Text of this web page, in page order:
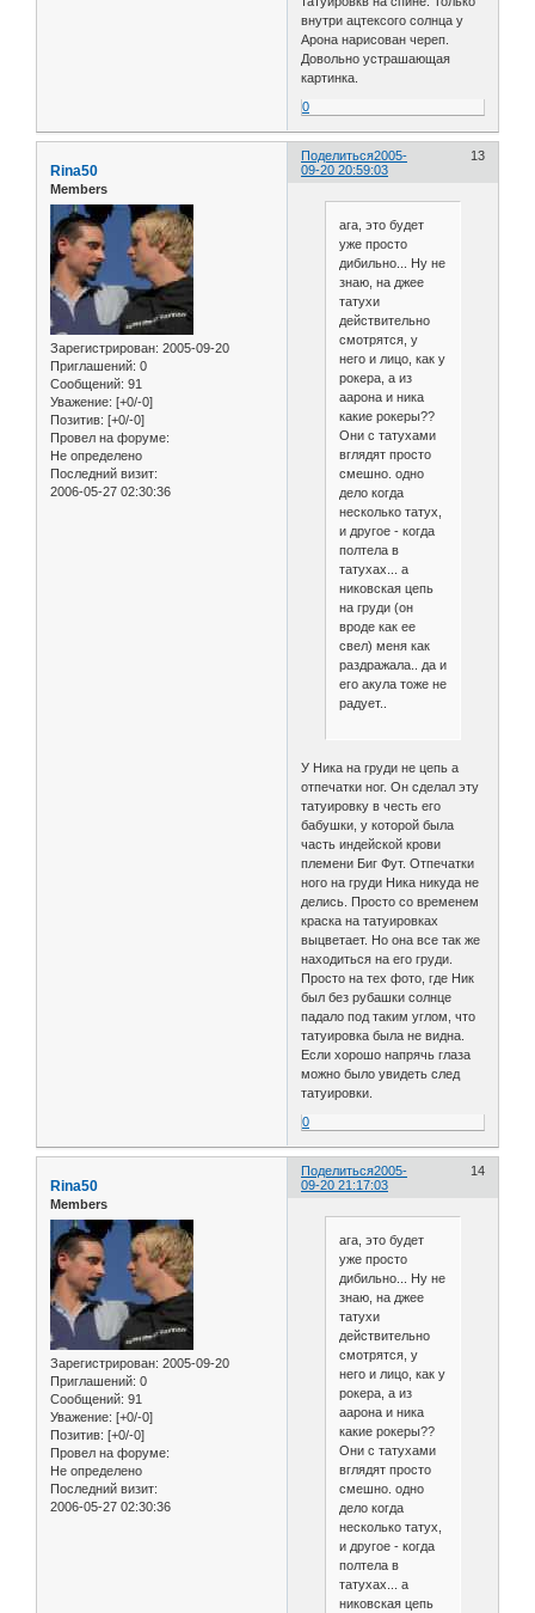
внутри ацтексого солнца у
Арона нарисован череп.
Довольно устрашающая
картинка.
0
Поделиться 13
2005-
09-20 20:59:03
Rina50
Members
Зарегистрирован: 2005-09-20
Приглашений: 0
Сообщений: 91
Уважение: [+0/-0]
Позитив: [+0/-0]
Провел на форуме:
Не определено
Последний визит:
2006-05-27 02:30:36
ага, это будет
уже просто
дибильно... Ну не
знаю, на джее
татухи
действительно
смотрятся, у
него и лицо, как у
рокера, а из
аарона и ника
какие рокеры??
Они с татухами
вглядят просто
смешно. одно
дело когда
несколько татух,
и другое - когда
полтела в
татухах... а
никовская цепь
на груди (он
вроде как ее
свел) меня как
раздражала.. да и
его акула тоже не
радует..
У Ника на груди не цепь а
отпечатки ног. Он сделал эту
татуировку в честь его
бабушки, у которой была
часть индейской крови
племени Биг Фут. Отпечатки
ного на груди Ника никуда не
делись. Просто со временем
краска на татуировках
выцветает. Но она все так же
находиться на его груди.
Просто на тех фото, где Ник
был без рубашки солнце
падало под таким углом, что
татуировка была не видна.
Если хорошо напрячь глаза
можно было увидеть след
татуировки.
0
Поделиться 14
2005-
09-20 21:17:03
Rina50
Members
Зарегистрирован: 2005-09-20
Приглашений: 0
Сообщений: 91
Уважение: [+0/-0]
Позитив: [+0/-0]
Провел на форуме:
Не определено
Последний визит:
2006-05-27 02:30:36
ага, это будет
уже просто
дибильно... Ну не
знаю, на джее
татухи
действительно
смотрятся, у
него и лицо, как у
рокера, а из
аарона и ника
какие рокеры??
Они с татухами
вглядят просто
смешно. одно
дело когда
несколько татух,
и другое - когда
полтела в
татухах... а
никовская цепь